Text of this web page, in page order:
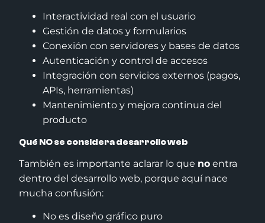
Interactividad real con el usuario
Gestión de datos y formularios
Conexión con servidores y bases de datos
Autenticación y control de accesos
Integración con servicios externos (pagos,
APIs, herramientas)
Mantenimiento y mejora continua del
producto
Qué NO se considera desarrollo web
También es importante aclarar lo que no entra
dentro del desarrollo web, porque aquí nace
mucha confusión:
No es diseño gráfico puro